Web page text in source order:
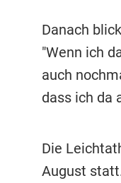
Danach
"Wenn ich
auch
dass ich da
Die
August